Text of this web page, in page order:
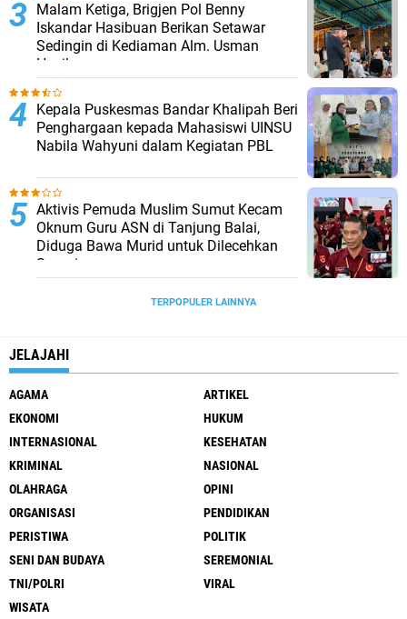
Malam Ketiga, Brigjen Pol Benny
Iskandar Hasibuan Berikan Setawar
Sedingin di Kediaman Alm. Usman
Hasibuan
Kepala Puskesmas Bandar Khalipah Beri
Penghargaan kepada Mahasiswi UINSU
Nabila Wahyuni dalam Kegiatan PBL
Aktivis Pemuda Muslim Sumut Kecam
Oknum Guru ASN di Tanjung Balai,
Diduga Bawa Murid untuk Dilecehkan
Suaminya
TERPOPULER LAINNYA
JELAJAHI
AGAMA
ARTIKEL
EKONOMI
HUKUM
INTERNASIONAL
KESEHATAN
KRIMINAL
NASIONAL
OLAHRAGA
OPINI
ORGANISASI
PENDIDIKAN
PERISTIWA
POLITIK
SENI DAN BUDAYA
SEREMONIAL
TNI/POLRI
VIRAL
WISATA